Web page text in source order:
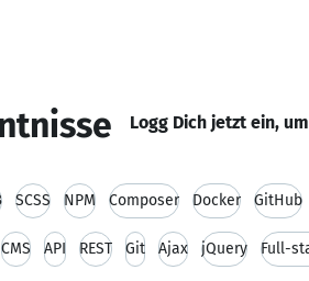
Logg Dich jetzt ein,
SCSS NPM Composer Docker GitHub
CMS API REST Git Ajax jQuery Full-